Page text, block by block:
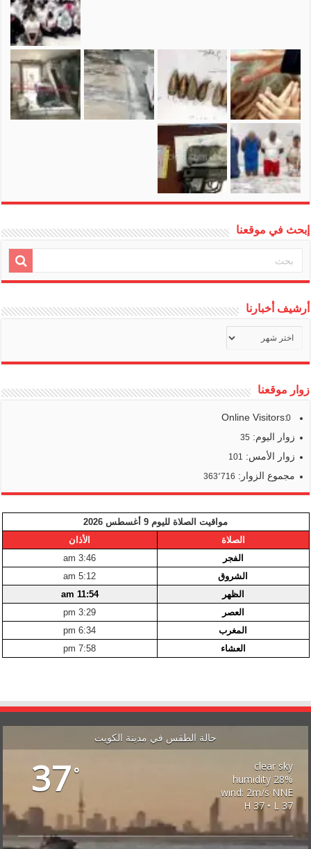
إبحث في موقعنا
أرشيف أخبارنا
أخبارنا
زوار موقعنا
Online Visitors:
0
زوار اليوم: 35
زوار الأمس: 101
مجموع الزوار: 363٬716
مواقيت الصلاة لليوم 9 أغسطس 2026
الصلاة
الأذان
الفجر
3:46 am
الشروق
5:12 am
الظهر
11:54 am
العصر
3:29 pm
المغرب
6:34 pm
العشاء
7:58 pm
حالة الطقس في مدينة الكويت
37°
clear sky
28% humidity
wind: 2m/s NNE
H 37 • L 37